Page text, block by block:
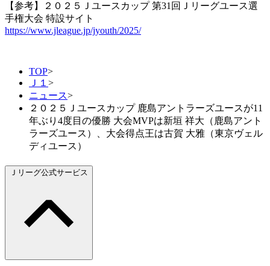
【参考】２０２５Ｊユースカップ 第31回Ｊリーグユース選
手権大会 特設サイト
https://www.jleague.jp/jyouth/2025/
TOP>
Ｊ１ >
ニュース>
２０２５Ｊユースカップ 鹿島アントラーズユースが11
年ぶり4度目の優勝 大会MVPは新垣 祥大（鹿島アント
ラーズユース）、大会得点王は古賀 大雅（東京ヴェル
ディユース）
Ｊリーグ公式サービス